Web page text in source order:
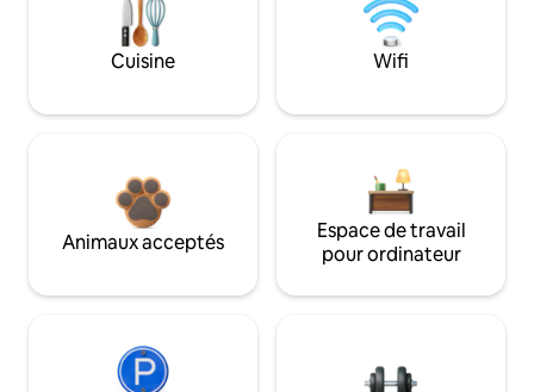
Cuisine Wifi
Animaux acceptés
Espace de travail
pour ordinateur